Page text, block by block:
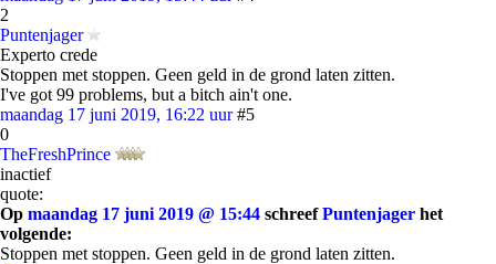
2
Puntenjager
Experto crede
Stoppen met stoppen. Geen geld in de grond laten zitten.
I've got 99 problems, but a bitch ain't one.
maandag 17 juni 2019, 16:22 uur #5
0
TheFreshPrince
inactief
quote:
Op maandag 17 juni 2019 @ 15:44 schreefPuntenjager het
volgende:
Stoppen met stoppen. Geen geld in de grond laten zitten.